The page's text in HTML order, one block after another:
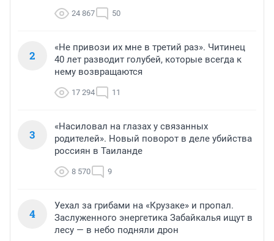
24 867 50
2
«Не привози их мне в третий раз». Читинец
40 лет разводит голубей, которые всегда к
нему возвращаются
17 294 11
3
«Насиловал на глазах у связанных
родителей». Новый поворот в деле убийства
россиян в Таиланде
8 570 9
4
Уехал за грибами на «Крузаке» и пропал.
Заслуженного энергетика Забайкалья ищут в
лесу — в небо подняли дрон